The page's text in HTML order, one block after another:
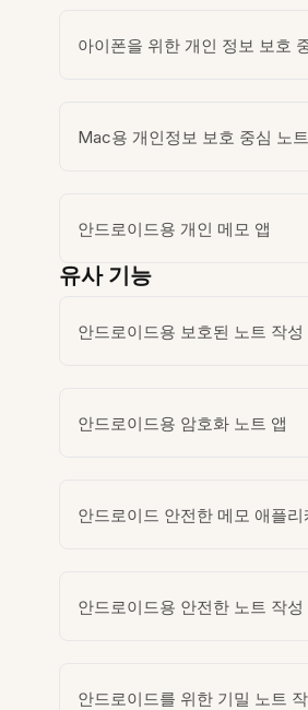
아이폰을 위한 개인 정보 보호
Mac용 개인정보 보호 중심 노
안드로이드용 개인 메모 앱
유사 기능
안드로이드용 보호된 노트 작성
안드로이드용 암호화 노트 앱
안드로이드 안전한 메모 애플리
안드로이드용 안전한 노트 작성
안드로이드를 위한 기밀 노트